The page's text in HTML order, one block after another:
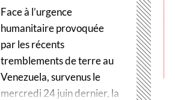
Face à l’urgence
humanitaire provoquée
par les récents
tremblements de terre au
Venezuela, survenus le
mercredi 24 juin dernier, la